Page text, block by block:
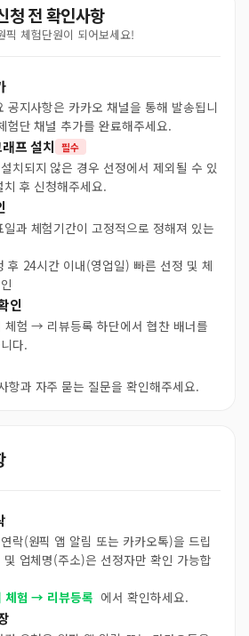
청 전 확인사항
픽 체험단원이 되어보세요!
공지사항은 카카오 채널을 통해 발송됩니
험단 채널 추가를 완료해주세요.
프 설치 필수
치되지 않은 경우 선정에서 제외될 수 있
후 신청해주세요.
일과 체험기간이 고정적으로 정해져 있는
후 24시간 이내(영업일) 빠른 선정 및 체
인
험 → 리뷰등록 하단에서 협찬 배너를
다.
항과 자주 묻는 질문을 확인해주세요.
락(원픽 앱 알림 또는 카카오톡)을 드립
업체명(주소)은 선정자만 확인 가능합
험 → 리뷰등록 에서 확인하세요.